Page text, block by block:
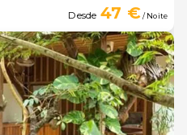
Desde 47 €/ Noite